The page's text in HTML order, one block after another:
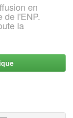
en
de l'ENP.
la